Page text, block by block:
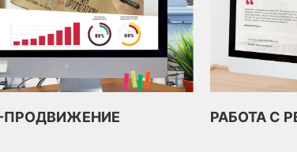
ПРОДВИЖЕНИЕ РАБОТА С